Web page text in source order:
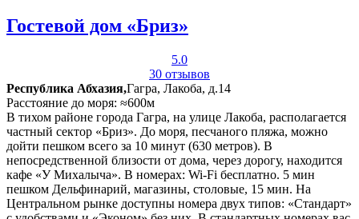
Гостевой дом «Бриз»
5.0
30 отзывов
Республика Абхазия,Гагра, Лакоба, д.14
Расстояние до моря: ≈600м
В тихом районе города Гагра, на улице Лакоба, располагается
частный сектор «Бриз». До моря, песчаного пляжа, можно
дойти пешком всего за 10 минут (630 метров). В
непосредственной близости от дома, через дорогу, находится
кафе «У Михалыча». В номерах: Wi-Fi бесплатно. 5 мин
пешком Дельфинарий, магазины, столовые, 15 мин. На
Центральном рынке доступны номера двух типов: «Стандарт»